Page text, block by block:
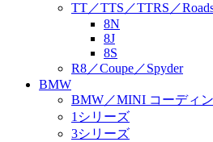
TT／TTS／TTRS／
8N
8J
8S
R8／Coupe／Spyder
BMW
BMW／MINI コーディ
1シリーズ
3シリーズ